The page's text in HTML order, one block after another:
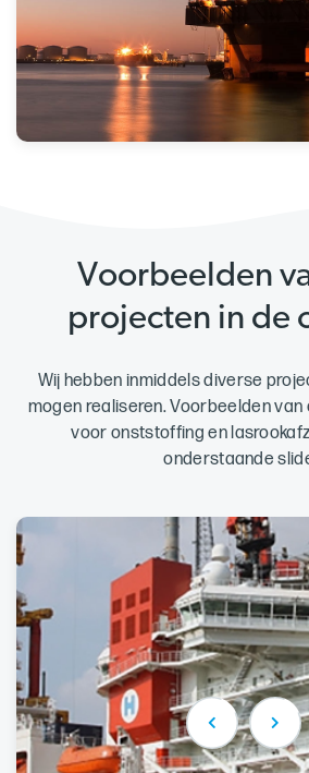
Voorbeelden
projecten in de
Wij hebben inmiddels diverse
mogen realiseren. Voorbeelden van
voor onststoffing en
onderstaande